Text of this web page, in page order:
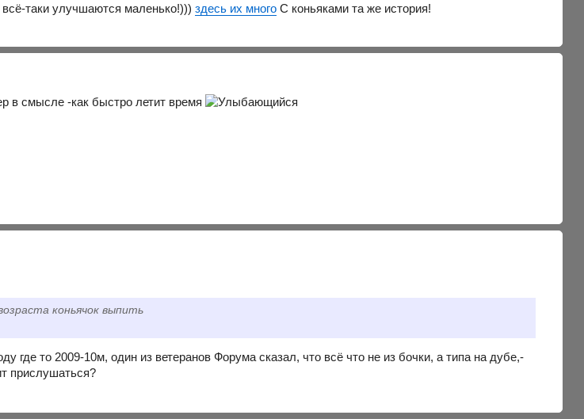
таки улучшаются маленько!)))здесь их много С коньяками та же история!
в смысле -как быстро летит время
коньячок выпить
где то 2009-10м, один из ветеранов Форума сказал, что всё что не из бочки, а типа на дубе,-
прислушаться?